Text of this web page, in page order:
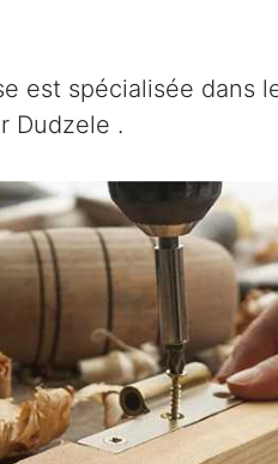
est spécialisée dans
Dudzele .